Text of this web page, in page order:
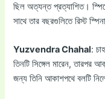
ছিল অত্যন্ত প্রত্যাশিত।
সাথে তার বছরগুলিতে রিস্ট
Yuzvendra Chahal:
তিনটি সিঙ্গেল মারেন, তারপর
জন্য তিনি আকাশপথে বলটি